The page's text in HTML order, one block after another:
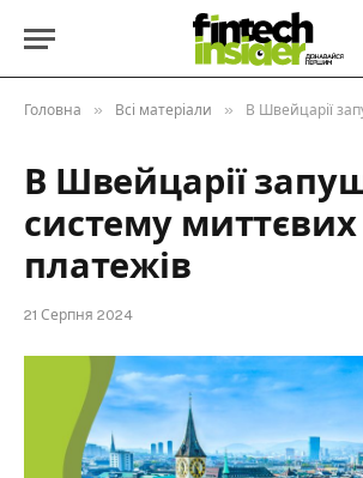
Головна » Всі матеріали » В Швейцарії запущено
В Швейцарії
систему миттєвих
платежів
21 Серпня 2024